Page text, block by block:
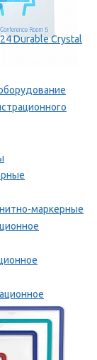
Durable Crystal
маркерные